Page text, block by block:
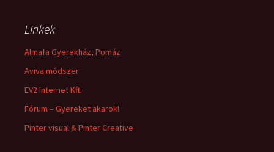
Linkek
Almafa Gyerekház, Pomáz
Aviva módszer
EV2 Internet Kft.
Fórum – Gyereket akarok!
Pinter visual & Pinter Creative